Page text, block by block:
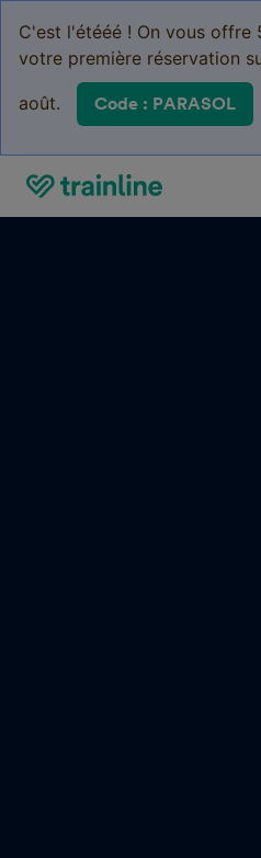
C'est l'étééé ! On vous offre
votre première réservation
août. Code : PARASOL